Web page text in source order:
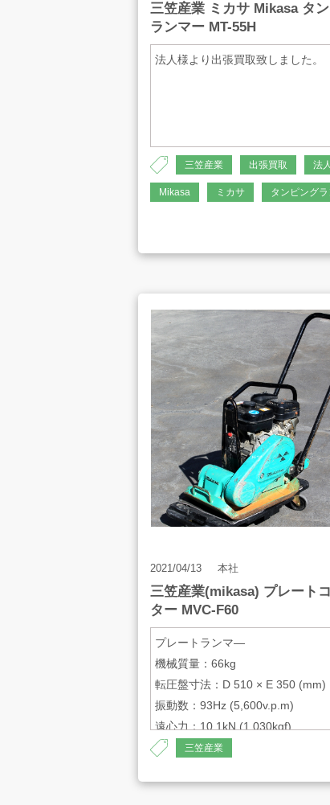
三笠産業 ミカサ Mikasa タ
ランマー MT-55H
法人様より出張買取致しました。
三笠産業 出張買取 法
Mikasa ミカサ タンピング
2021/04/13 本社
三笠産業(mikasa) プレート
ター MVC-F60
プレートランマ―
機械質量：66kg
転圧盤寸法：D 510 × E 350 (mm)
振動数：93Hz (5,600v.p.m)
遠心力：10.1kN (1,030kgf)
三笠産業